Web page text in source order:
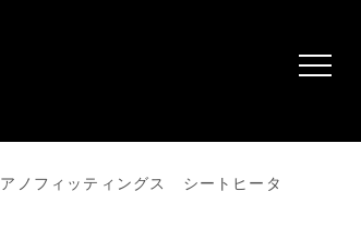
ノフィッティングス シートヒータ